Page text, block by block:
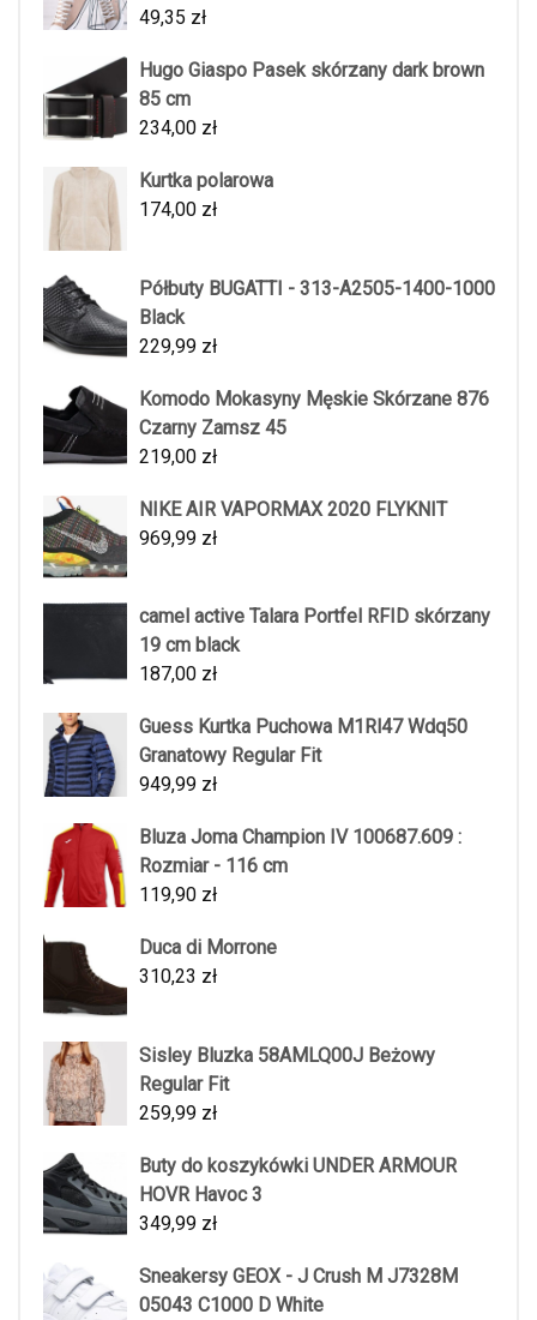
49,35 zł
Hugo Giaspo Pasek skórzany dark brown
85 cm
234,00 zł
Kurtka polarowa
174,00 zł
Półbuty BUGATTI - 313-A2505-1400-1000
Black
229,99 zł
Komodo Mokasyny Męskie Skórzane 876
Czarny Zamsz 45
219,00 zł
NIKE AIR VAPORMAX 2020 FLYKNIT
969,99 zł
camel active Talara Portfel RFID skórzany
19 cm black
187,00 zł
Guess Kurtka Puchowa M1Rl47 Wdq50
Granatowy Regular Fit
949,99 zł
Bluza Joma Champion IV 100687.609 :
Rozmiar - 116 cm
119,90 zł
Duca di Morrone
310,23 zł
Sisley Bluzka 58AMLQ00J Beżowy
Regular Fit
259,99 zł
Buty do koszykówki UNDER ARMOUR
HOVR Havoc 3
349,99 zł
Sneakersy GEOX - J Crush M J7328M
05043 C1000 D White